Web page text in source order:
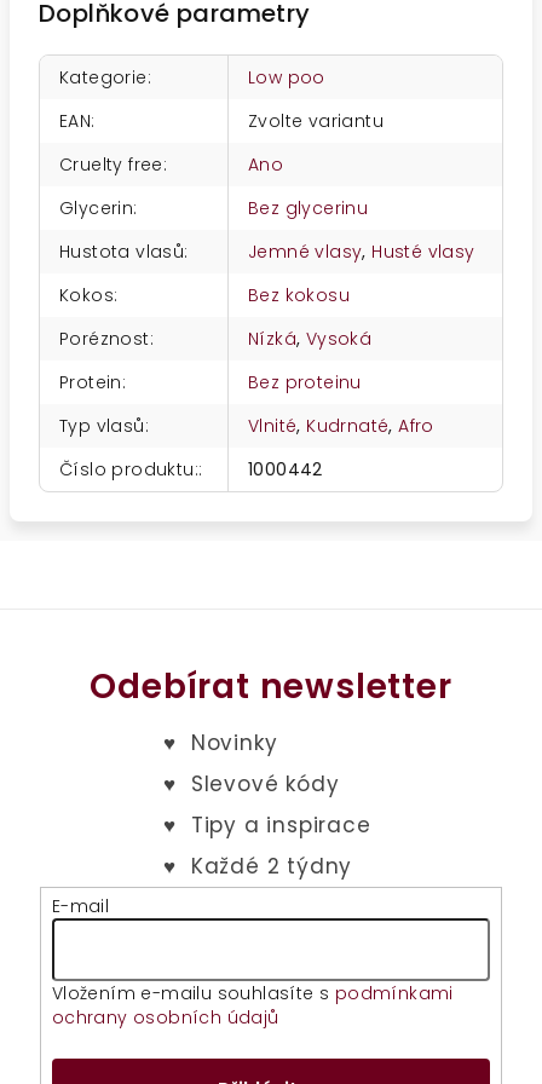
Doplňkové parametry
Kategorie:
Low poo
EAN:
Zvolte variantu
Cruelty free:
Ano
Glycerin:
Bez glycerinu
Hustota vlasů: Jemné vlasy, Husté vlasy
Kokos:
Bez kokosu
Poréznost: Nízká, Vysoká
Protein:
Bez proteinu
Typ vlasů: Vlnité, Kudrnaté,Afro
Číslo produktu:: 1000442
Odebírat newsletter
E-mail
Vložením e-mailu souhlasíte s podmínkami
ochrany osobních údajů